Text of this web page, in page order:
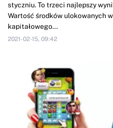
styczniu. To trzeci najlepszy
Wartość środków ulokowanych
kapitałowego...
2021-02-15, 09:42